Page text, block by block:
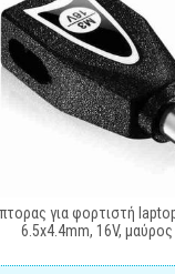
για φορτιστή
6.5x4.4mm, 16V, μαύρος